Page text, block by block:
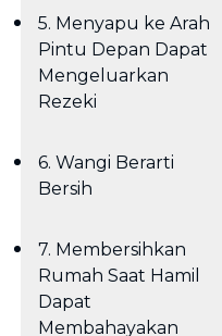
5. Menyapu ke Arah
Pintu Depan Dapat
Mengeluarkan
Rezeki
6. Wangi Berarti
Bersih
7. Membersihkan
Rumah Saat Hamil
Dapat
Membahayakan